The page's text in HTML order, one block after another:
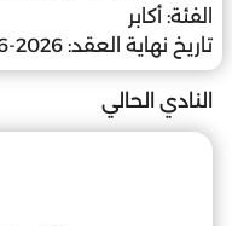
الفئة: أكابر
تاريخ نهاية العقد: 2026-06-15
النادي الحالي